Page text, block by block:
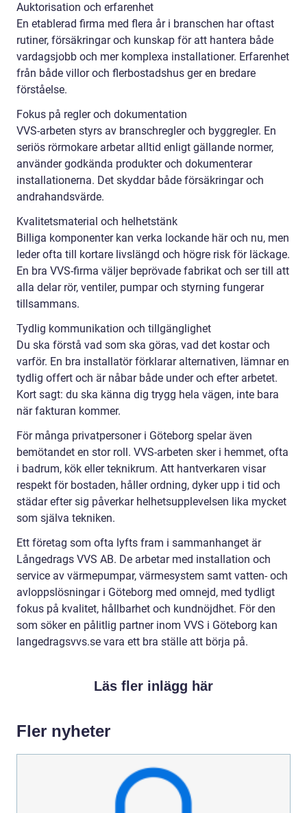
Auktorisation och erfarenhet
En etablerad firma med flera år i branschen har oftast
rutiner, försäkringar och kunskap för att hantera både
vardagsjobb och mer komplexa installationer. Erfarenhet
från både villor och flerbostadshus ger en bredare
förståelse.
Fokus på regler och dokumentation
VVS-arbeten styrs av branschregler och byggregler. En
seriös rörmokare arbetar alltid enligt gällande normer,
använder godkända produkter och dokumenterar
installationerna. Det skyddar både försäkringar och
andrahandsvärde.
Kvalitetsmaterial och helhetstänk
Billiga komponenter kan verka lockande här och nu, men
leder ofta till kortare livslängd och högre risk för läckage.
En bra VVS-firma väljer beprövade fabrikat och ser till att
alla delar rör, ventiler, pumpar och styrning fungerar
tillsammans.
Tydlig kommunikation och tillgänglighet
Du ska förstå vad som ska göras, vad det kostar och
varför. En bra installatör förklarar alternativen, lämnar en
tydlig offert och är nåbar både under och efter arbetet.
Kort sagt: du ska känna dig trygg hela vägen, inte bara
när fakturan kommer.
För många privatpersoner i Göteborg spelar även
bemötandet en stor roll. VVS-arbeten sker i hemmet, ofta
i badrum, kök eller teknikrum. Att hantverkaren visar
respekt för bostaden, håller ordning, dyker upp i tid och
städar efter sig påverkar helhetsupplevelsen lika mycket
som själva tekniken.
Ett företag som ofta lyfts fram i sammanhanget är
Långedrags VVS AB. De arbetar med installation och
service av värmepumpar, värmesystem samt vatten- och
avloppslösningar i Göteborg med omnejd, med tydligt
fokus på kvalitet, hållbarhet och kundnöjdhet. För den
som söker en pålitlig partner inom VVS i Göteborg kan
langedragsvvs.se vara ett bra ställe att börja på.
Läs fler inlägg här
Fler nyheter